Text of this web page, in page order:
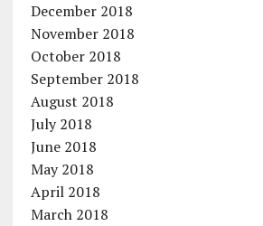
December 2018
November 2018
October 2018
September 2018
August 2018
July 2018
June 2018
May 2018
April 2018
March 2018